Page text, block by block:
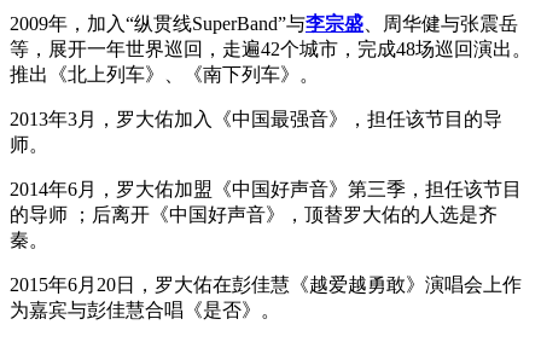
2009年，加入“纵贯线SuperBand”与李宗盛 、周华健与张震岳
等，展开一年世界巡回，走遍42个城市，完成48场巡回演出。
推出《北上列车》、《南下列车》。
2013年3月，罗大佑加入《中国最强音》，担任该节目的导
师。
2014年6月，罗大佑加盟《中国好声音》第三季，担任该节目
的导师 ；后离开《中国好声音》，顶替罗大佑的人选是齐
秦。
2015年6月20日，罗大佑在彭佳慧《越爱越勇敢》演唱会上作
为嘉宾与彭佳慧合唱《是否》。